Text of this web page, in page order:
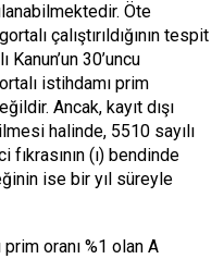
Öte
çalıştırıldığının tespit
30’uncu
istihdamı prim
Ancak, kayıt dışı
halinde, 5510 sayılı
fıkrasının (ı) bendinde
ise bir yıl süreyle
oranı %1 olan A